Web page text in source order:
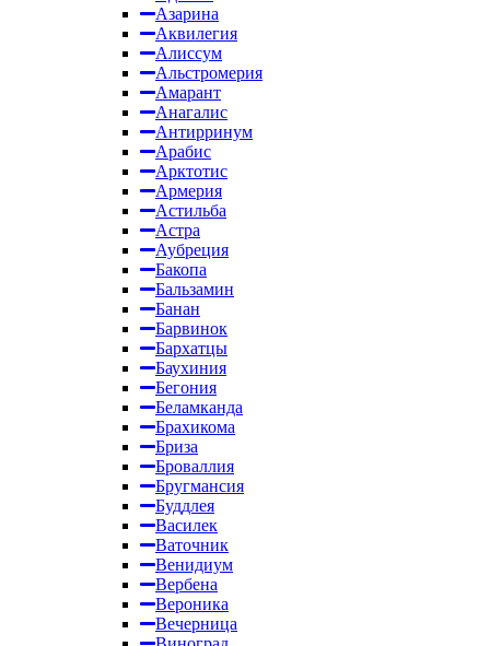
Азарина
Аквилегия
Алиссум
Альстромерия
Амарант
Анагалис
Антирринум
Арабис
Арктотис
Армерия
Астильба
Астра
Аубреция
Бакопа
Бальзамин
Банан
Барвинок
Бархатцы
Баухиния
Бегония
Беламканда
Брахикома
Бриза
Броваллия
Бругмансия
Буддлея
Василек
Ваточник
Венидиум
Вербена
Вероника
Вечерница